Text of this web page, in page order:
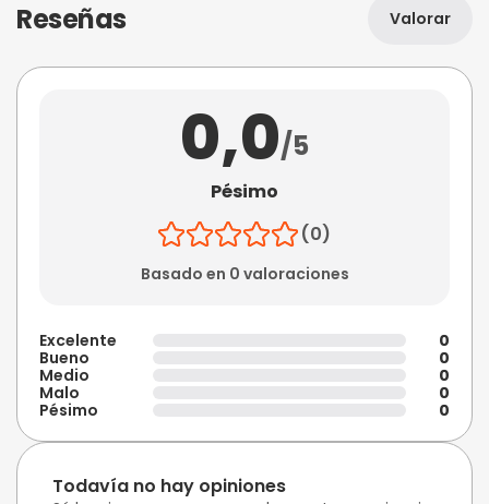
Reseñas Valorar
0,0/5
Pésimo
(0)
Basado en 0 valoraciones
Excelente
0
Bueno
0
Medio
0
Malo
0
Pésimo
0
Todavía no hay opiniones